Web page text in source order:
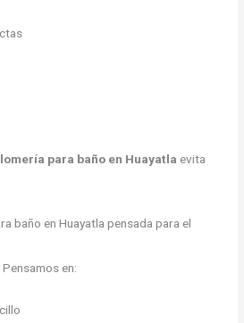
para baño en Huayatla evita
baño en Huayatla pensada para el
en: